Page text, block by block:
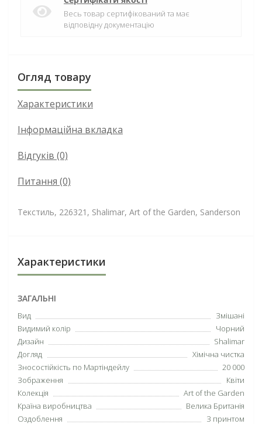
Весь товар сертифікований та має
відповідну документацію
Огляд товару
Характеристики
Інформаційна вкладка
Відгуків (0)
Питання (0)
Текстиль, 226321, Shalimar, Art of the Garden, Sanderson
Характеристики
ЗАГАЛЬНІ
Вид
Змішані
Видимий колір
Чорний
Дизайн
Shalimar
Догляд
Хімічна чистка
Зносостійкість по Мартіндейлу
20 000
Зображення
Квіти
Колекція
Art of the Garden
Країна виробництва
Велика Британія
Оздоблення
З принтом